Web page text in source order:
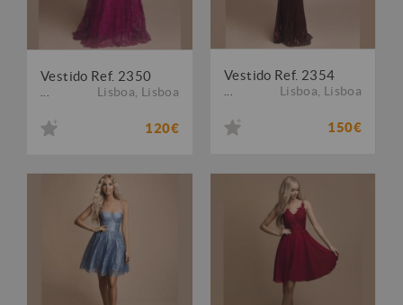
Vestido Ref. 2350
Lisboa Lisboa
120€
Vestido Ref. 2354
Lisboa Lisboa
150€